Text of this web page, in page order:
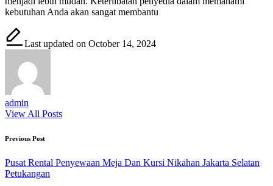
kebutuhan Anda akan sangat membantu
Last updated on October 14, 2024
admin
View All Posts
Post
navigation
Previous Post
Pusat Rental Penyewaan Meja Dan Kursi Nikahan Jakarta Selatan
Petukangan